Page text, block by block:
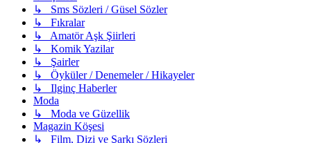
↳ Sms Sözleri / Güsel Sözler
↳ Fıkralar
↳ Amatör Aşk Şiirleri
↳ Komik Yazilar
↳ Şairler
↳ Öyküler / Denemeler / Hikayeler
↳ Ilginç Haberler
Moda
↳ Moda ve Güzellik
Magazin Köşesi
↳ Film, Dizi ve Şarkı Sözleri